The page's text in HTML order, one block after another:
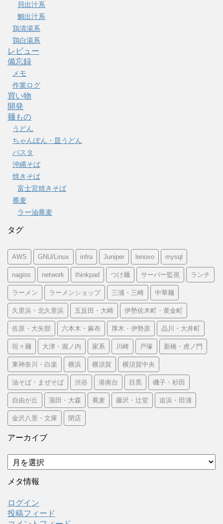
貝出汁系
鯛出汁系
鶏清湯系
鶏白湯系
レビュー
備忘録
メモ
作業ログ
買い物
開発
麺もの
うどん
ちゃんぽん・皿うどん
パスタ
沖縄そば
焼きそば
富士宮焼きそば
蕎麦
ラー油蕎麦
タグ
AWS GNU/Linux infra Juniper lenovo mysql
nagios network thinkpad つけ麺 サーバー監視 ランチ
ラーメン ラーメンショップ 三浦・三崎 中華麺
久里浜・北久里浜 五反田・大崎 伊勢佐木町・黄金町
佐原・大矢部 六本木・麻布 厚木・伊勢原 品川・大井町
坦々麺 大津・堀ノ内 家系 川崎 戸塚 新橋・虎ノ門
東神奈川・白楽 横浜 横須賀 横須賀中央
油そば・まぜそば 渋谷 港南台 目黒 磯子・杉田
自由が丘 蒲田・大森 蕎麦 藤沢・辻堂 追浜・田浦
金沢八景・文庫 閉店
アーカイブ
ア
ー
カ
ブ
メタ情報
ログイン
投稿フィード